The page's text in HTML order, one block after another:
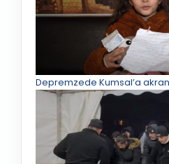
Depremzede Kumsal’a